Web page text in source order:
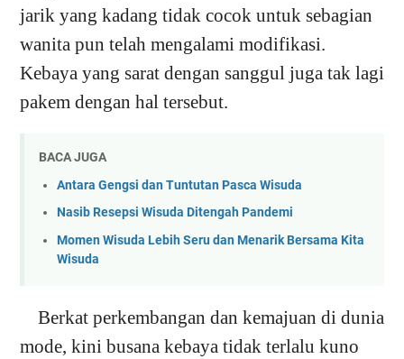
jarik yang kadang tidak cocok untuk sebagian
wanita pun telah mengalami modifikasi.
Kebaya yang sarat dengan sanggul juga tak lagi
pakem dengan hal tersebut.
BACA JUGA
Antara Gengsi dan Tuntutan Pasca Wisuda
Nasib Resepsi Wisuda Ditengah Pandemi
Momen Wisuda Lebih Seru dan Menarik Bersama Kita
Wisuda
Berkat perkembangan dan kemajuan di dunia
mode, kini busana kebaya tidak terlalu kuno